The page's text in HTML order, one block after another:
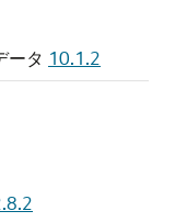
ータ 10.1.2